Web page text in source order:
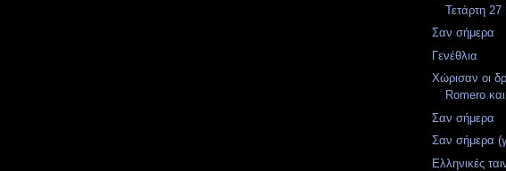
Τετάρτη
Σαν σήμερα
Γενέθλια
Χώρισαν οι
Romero
Σαν σήμερα
Σαν σήμερα
Ελληνικές